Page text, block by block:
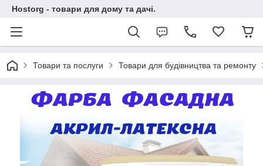
Hostorg - товари для дому та дачі.
Товари та послуги Товари для будівництва та ремонту